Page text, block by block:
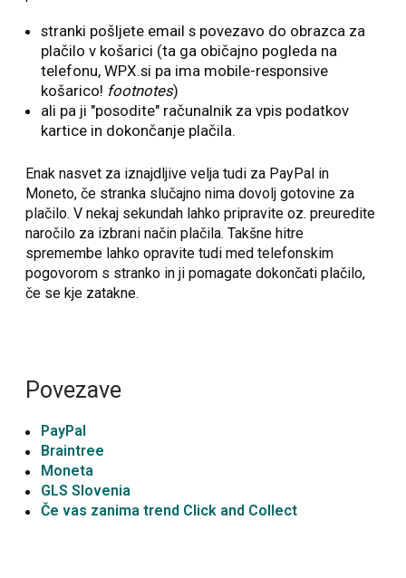
stranki pošljete email s povezavo do obrazca za
plačilo v košarici (ta ga običajno pogleda na
telefonu, WPX.si pa ima mobile-responsive
košarico! footnotes)
ali pa ji "posodite" računalnik za vpis podatkov
kartice in dokončanje plačila.
Enak nasvet za iznajdljive velja tudi za PayPal in
Moneto, če stranka slučajno nima dovolj gotovine za
plačilo. V nekaj sekundah lahko pripravite oz. preuredite
naročilo za izbrani način plačila. Takšne hitre
spremembe lahko opravite tudi med telefonskim
pogovorom s stranko in ji pomagate dokončati plačilo,
če se kje zatakne.
Povezave
PayPal
Braintree
Moneta
GLS Slovenia
Če vas zanima trend Click and Collect